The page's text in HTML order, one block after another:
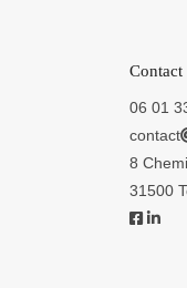
Contact
06 01
contact
8
31500